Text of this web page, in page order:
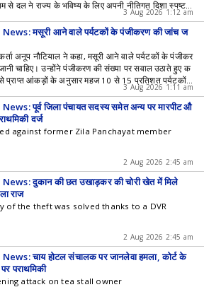
से दल ने राज्य के भविष्य के लिए अपनी नीतिगत दिशा स्पष्ट
3 Aug 2026 1:12 am
मसूरी आने वाले पर्यटकों के पंजीकरण की जांच ज
अनूप नौटियाल ने कहा, मसूरी आने वाले पर्यटकों के पंजीकर
चाहिए। उन्होंने पंजीकरण की संख्या पर सवाल उठाते हुए क
प्राप्त आंकड़ों के अनुसार महज 10 से 15 प्रतिशत पर्यटकों
3 Aug 2026 1:11 am
पूर्व जिला पंचायत सदस्य समेत अन्य पर मारपीट औ
दर्ज
against former Zila Panchayat member
2 Aug 2026 2:45 am
दुकान की छत उखाड़कर की चोरी खेत में मिले
राज
of the theft was solved thanks to a DVR
2 Aug 2026 2:45 am
चाय होटल संचालक पर जानलेवा हमला, कोर्ट के
प्राथमिकी
attack on tea stall owner